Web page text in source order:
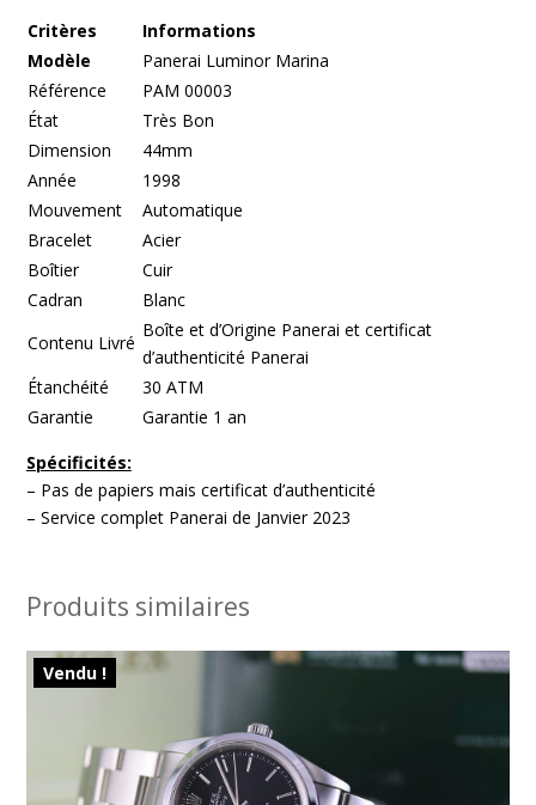
Critères
Informations
Modèle
Panerai Luminor Marina
Référence
PAM 00003
État
Très Bon
Dimension
44mm
Année
1998
Mouvement
Automatique
Bracelet
Acier
Boîtier
Cuir
Cadran
Blanc
Contenu Livré
Boîte et d’Origine Panerai et certificat
d’authenticité Panerai
Étanchéité
30 ATM
Garantie
Garantie 1 an
Spécificités:
– Pas de papiers mais certificat d’authenticité
– Service complet Panerai de Janvier 2023
Produits similaires
Vendu !